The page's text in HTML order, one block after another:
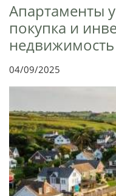
Апартаменты
покупка и
недвижимость
04/09/2025